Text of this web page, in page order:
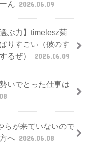
ん 2026.06.09
ぶ力】timelesz菊
りすごい（彼のす
るぜ）
2026.06.09
いでとった仕事は
らが来ていないので
へ 2026.06.08